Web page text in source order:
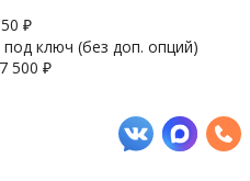
₽
ключ (без доп. опций)
7 500 ₽